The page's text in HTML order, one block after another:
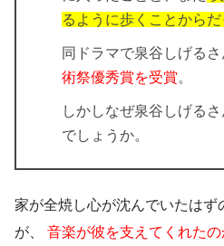
るように歩くことからだ
同ドラマで泉谷しげるさ
術祭優秀賞を受賞。
しかしなぜ泉谷しげる
でしょうか。
家が全焼し心が沈んでいたはず
が、
音楽が彼を支えてくれたの